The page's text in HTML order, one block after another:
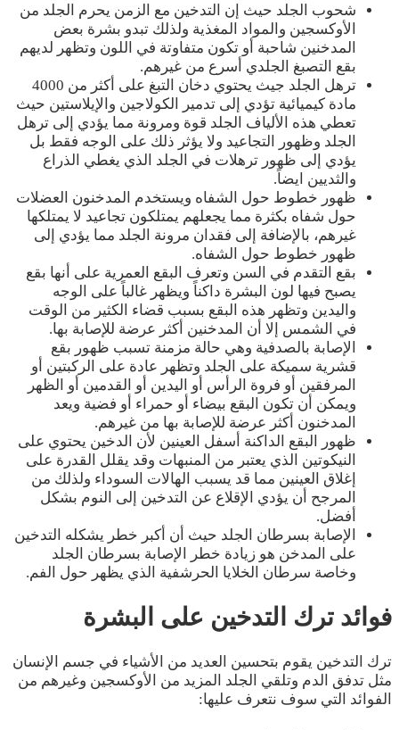
شحوب الجلد حيث إن التدخين مع الزمن يحرم الجلد من
الأوكسجين والمواد المغذية ولذلك تبدو بشرة بعض
المدخنين شاحبة أو تكون متفاوتة في اللون وتظهر لديهم
بقع التصبغ الجلدي أسرع من غيرهم.
ترهل الجلد جيث يحتوي دخان التبغ على أكثر من 4000
مادة كيميائية تؤدي إلى تدمير الكولاجين والإيلاستين حيث
تعطي هذه الألياف الجلد قوة ومرونة مما يؤدي إلى ترهل
الجلد وظهور التجاعيد ولا يؤثر ذلك على الوجه فقط بل
يؤدي إلى ظهور ترهلات في الجلد الذي يغطي الذراع
والثديين ايضاً.
ظهور خطوط حول الشفاه ويستخدم المدخنون العضلات
حول شفاه بكثرة مما يجعلهم يمتلكون تجاعيد لا يمتلكها
غيرهم، بالإضافة إلى فقدان مرونة الجلد مما يؤدي إلى
ظهور خطوط حول الشفاه.
بقع التقدم في السن وتعرف البقع العمرية على أنها بقع
يصبح فيها لون البشرة داكناً ويظهر غالباً على الوجه
واليدين وتظهر هذه البقع بسبب قضاء الكثير من الوقت
في الشمس إلا أن المدخنين أكثر عرضة للإصابة بها.
الإصابة بالصدفية وهي حالة مزمنة تسبب ظهور بقع
قشرية سميكة على الجلد وتظهر عادة على الركبتين أو
المرفقين أو فروة الرأس أو اليدين أو القدمين أو الظهر
ويمكن أن تكون البقع بيضاء أو حمراء أو فضية ويعد
المدخنون أكثر عرضة للإصابة بها من غيرهم.
ظهور البقع الداكنة أسفل العينين لأن الدخين يحتوي على
النيكوتين الذي يعتبر من المنبهات وقد يقلل القدرة على
إغلاق العينين مما قد يسبب الهالات السوداء ولذلك من
المرجح أن يؤدي الإقلاع عن التدخين إلى النوم بشكل
أفضل.
الإصابة بسرطان الجلد حيث أن أكبر خطر يشكله التدخين
على المدخن هو زيادة خطر الإصابة بسرطان الجلد
وخاصة سرطان الخلايا الحرشفية الذي يظهر حول الفم.
فوائد ترك التدخين على البشرة
ترك التدخين يقوم بتحسين العديد من الأشياء في جسم الإنسان
مثل تدفق الدم وتلقي الجلد المزيد من الأوكسجين وغيرهم من
الفوائد التي سوف نتعرف عليها: